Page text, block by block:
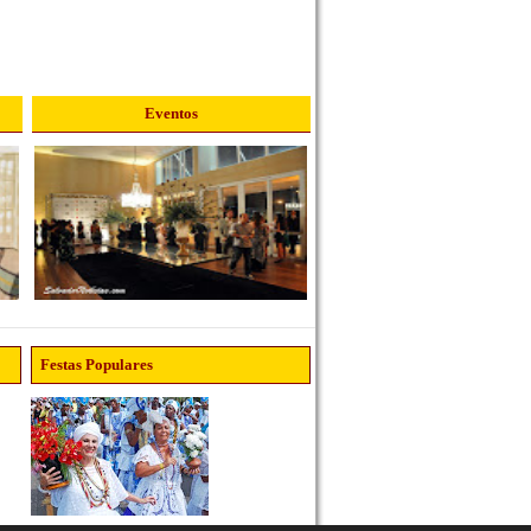
Eventos
Festas Populares